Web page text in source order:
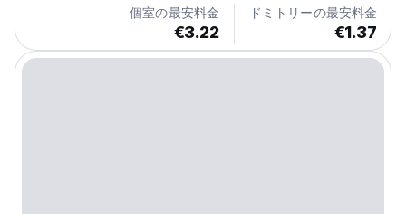
個室の最安料金
€3.22
ドミトリーの最安料金
€1.37